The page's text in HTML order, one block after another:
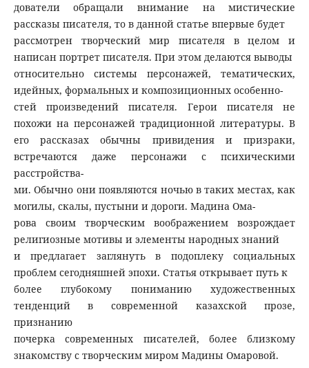
дователи обращали внимание на мистические
рассказы писателя, то в данной статье впервые будет
рассмотрен творческий мир писателя в целом и
написан портрет писателя. При этом делаются выводы
относительно системы персонажей, тематических,
идейных, формальных и композиционных особенно-
стей произведений писателя. Герои писателя не
похожи на персонажей традиционной литературы. В
его рассказах обычны привидения и призраки,
встречаются даже персонажи с психическими
расстройства-
ми. Обычно они появляются ночью в таких местах, как
могилы, скалы, пустыни и дороги. Мадина Ома-
рова своим творческим воображением возрождает
религиозные мотивы и элементы народных знаний
и предлагает заглянуть в подоплеку социальных
проблем сегодняшней эпохи. Статья открывает путь к
более глубокому пониманию художественных
тенденций в современной казахской прозе,
признанию
почерка современных писателей, более близкому
знакомству с творческим миром Мадины Омаровой.